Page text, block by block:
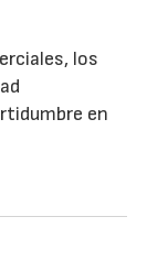
los
en